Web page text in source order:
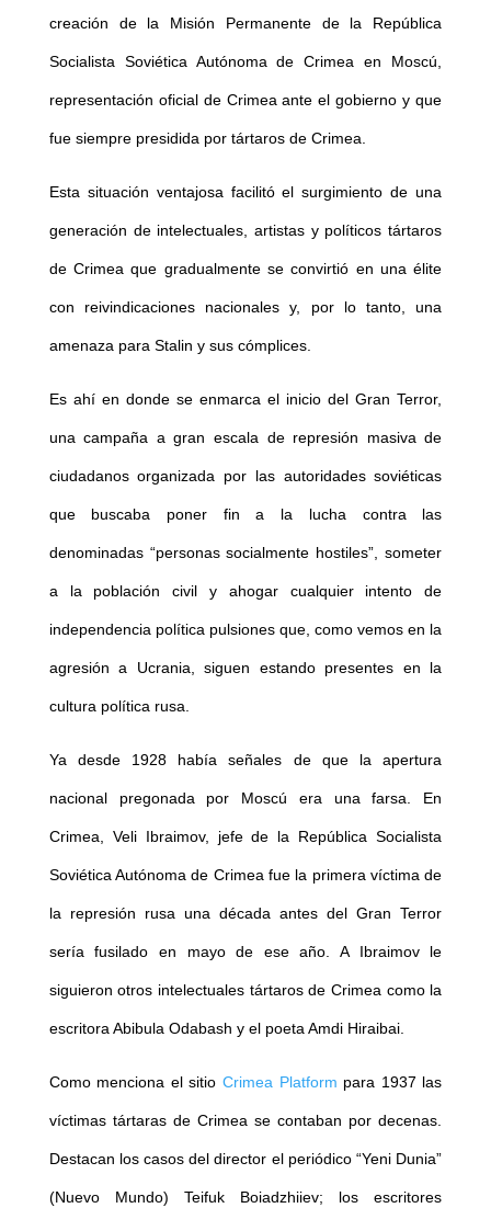
creación de la Misión Permanente de la República
Socialista Soviética Autónoma de Crimea en Moscú,
representación oficial de Crimea ante el gobierno y que
fue siempre presidida por tártaros de Crimea.
Esta situación ventajosa facilitó el surgimiento de una
generación de intelectuales, artistas y políticos tártaros
de Crimea que gradualmente se convirtió en una élite
con reivindicaciones nacionales y, por lo tanto, una
amenaza para Stalin y sus cómplices.
Es ahí en donde se enmarca el inicio del Gran Terror,
una campaña a gran escala de represión masiva de
ciudadanos organizada por las autoridades soviéticas
que buscaba poner fin a la lucha contra las
denominadas “personas socialmente hostiles”, someter
a la población civil y ahogar cualquier intento de
independencia política pulsiones que, como vemos en la
agresión a Ucrania, siguen estando presentes en la
cultura política rusa.
Ya desde 1928 había señales de que la apertura
nacional pregonada por Moscú era una farsa. En
Crimea, Veli Ibraimov, jefe de la República Socialista
Soviética Autónoma de Crimea fue la primera víctima de
la represión rusa una década antes del Gran Terror
sería fusilado en mayo de ese año. A Ibraimov le
siguieron otros intelectuales tártaros de Crimea como la
escritora Abibula Odabash y el poeta Amdi Hiraibai.
Como menciona el sitio Crimea Platform para 1937 las
víctimas tártaras de Crimea se contaban por decenas.
Destacan los casos del director el periódico “Yeni Dunia”
(Nuevo Mundo) Teifuk Boiadzhiiev; los escritores